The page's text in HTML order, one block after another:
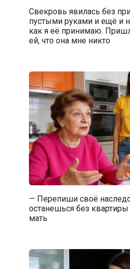
Свекровь явилась без
пустыми руками и ещё и
как я её принимаю.
ей, что она мне никто
— Перепиши своё
останешься без
мать